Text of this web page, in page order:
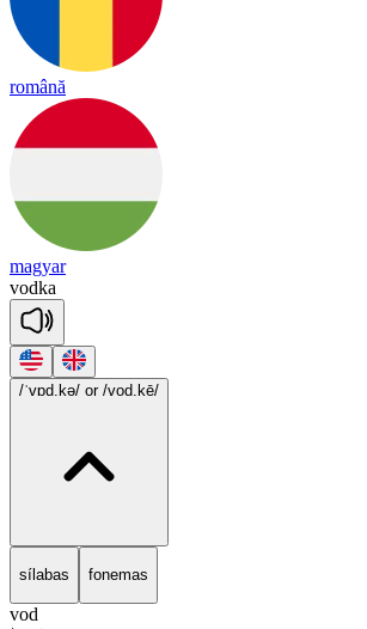
română
magyar
vodka
/ˈvɒd.kə/ or /vod.kē/
sílabas fonemas
vod